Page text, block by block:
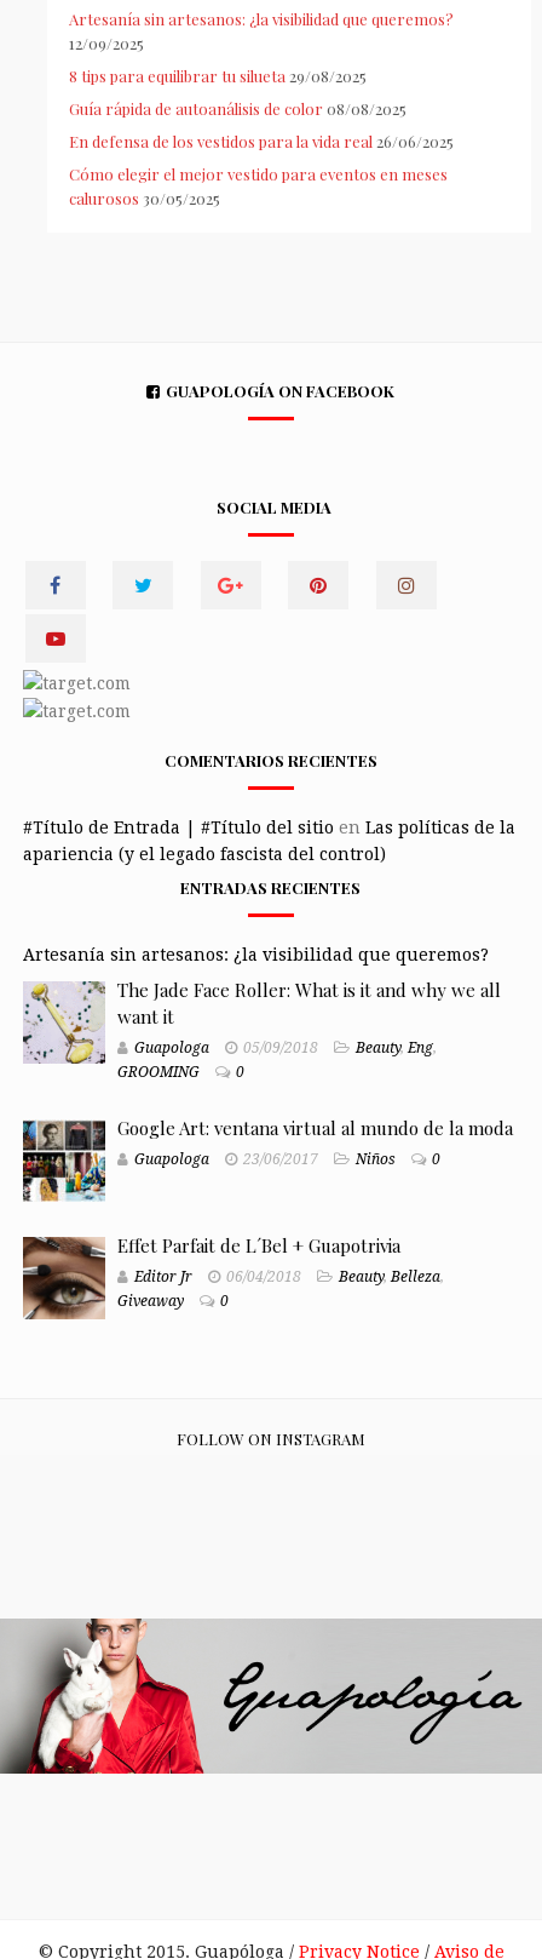
Artesanía sin artesanos: ¿la visibilidad que queremos?
12/09/2025
8 tips para equilibrar tu silueta 29/08/2025
Guía rápida de autoanálisis de color 08/08/2025
En defensa de los vestidos para la vida real 26/06/2025
Cómo elegir el mejor vestido para eventos en meses
calurosos 30/05/2025
GUAPOLOGÍA ON FACEBOOK
SOCIAL MEDIA
COMENTARIOS RECIENTES
#Título de Entrada | #Título del sitio en Las políticas de la
apariencia (y el legado fascista del control)
ENTRADAS RECIENTES
Artesanía sin artesanos: ¿la visibilidad que queremos?
The Jade Face Roller: What is it and why we all
want it
Guapologa 05/09/2018 Beauty,Eng,
GROOMING
0
Google Art: ventana virtual al mundo de la moda
Guapologa 23/06/2017 Niños 0
Effet Parfait de L´Bel + Guapotrivia
Editor Jr 06/04/2018 Beauty,Belleza,
Giveaway
0
FOLLOW ON INSTAGRAM
© Copyright 2015. Guapóloga / Privacy Notice / Aviso de